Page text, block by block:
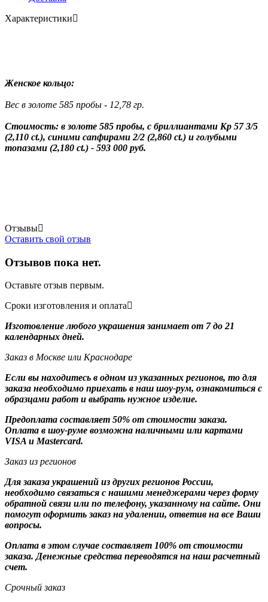
Характеристики
Женское кольцо:
Вес в золоте 585 пробы - 12,78 гр.
Стоимость: в золоте 585 пробы, с бриллиантами Кр 57 3/5
(2,110 ct.), синими сапфирами 2/2 (2,860 ct.) и голубыми
топазами (2,180 ct.) - 593 000 руб.
Отзывы
Оставить свой отзыв
Отзывов пока нет.
Оставьте отзыв первым.
Сроки изготовления и оплата
Изготовление любого украшения занимает от 7 до 21
календарных дней.
Заказ в Москве или Краснодаре
Если вы находитесь в одном из указанных регионов, то для
заказа необходимо приехать в наш шоу-рум, ознакомиться с
образцами работ и выбрать нужное изделие.
Предоплата составляет 50% от стоимости заказа.
Оплата в шоу-руме возможна наличными или картами
VISA и Mastercard.
Заказ из регионов
Для заказа украшений из других регионов России,
необходимо связаться с нашими менеджерами через форму
обратной связи или по телефону, указанному на сайте. Они
помогут оформить заказ на удалении, ответив на все Ваши
вопросы.
Оплата в этом случае составляет 100% от стоимости
заказа. Денежные средства переводятся на наш расчетный
счет.
Срочный заказ